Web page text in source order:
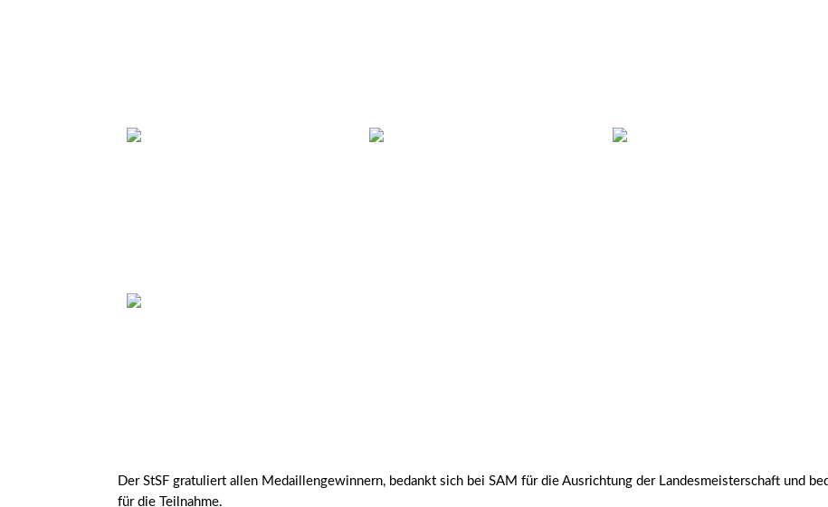
Der StSF gratuliert allen Medaillengewinnern, bedankt sich bei SAM für die Ausrichtung der Landesmeisterschaft und
für die Teilnahme.